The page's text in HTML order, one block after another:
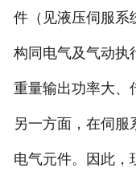
件（见液压伺服系
构同电气及气动执
重量输出功率大、
另一方面，在伺服
电气元件。因此，